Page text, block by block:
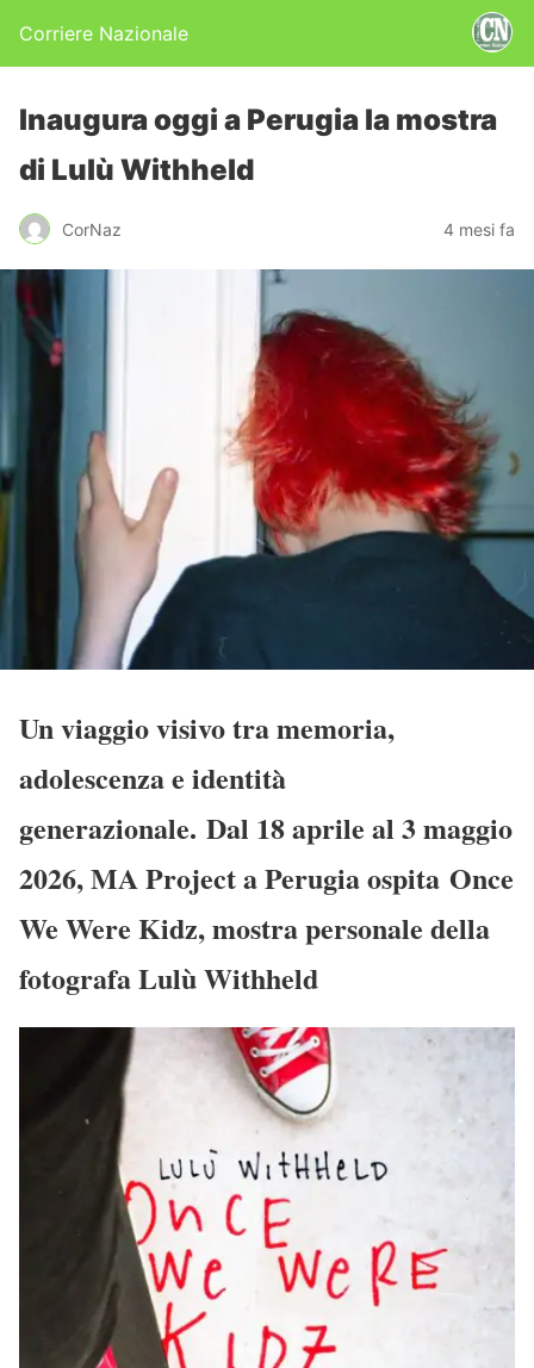
Corriere Nazionale
Inaugura oggi a Perugia la mostra
di Lulù Withheld
CorNaz 4 mesi fa
Un viaggio visivo tra memoria,
adolescenza e identità
generazionale. Dal 18 aprile al 3 maggio
2026, MA Project a Perugia ospita Once
We Were Kidz, mostra personale della
fotografa Lulù Withheld